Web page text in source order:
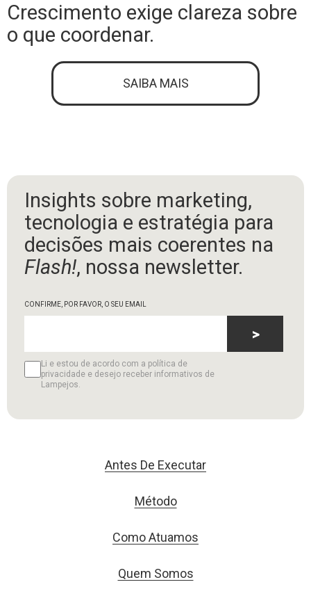
Crescimento exige clareza sobre
o que coordenar.
SAIBA MAIS
Insights sobre marketing,
tecnologia e estratégia para
decisões mais coerentes na
Flash!, nossa newsletter.
CONFIRME, POR FAVOR, O SEU EMAIL
Li e estou de acordo com a política de
privacidade e desejo receber informativos de
Lampejos.
>
Antes De Executar
Método
Como Atuamos
Quem Somos